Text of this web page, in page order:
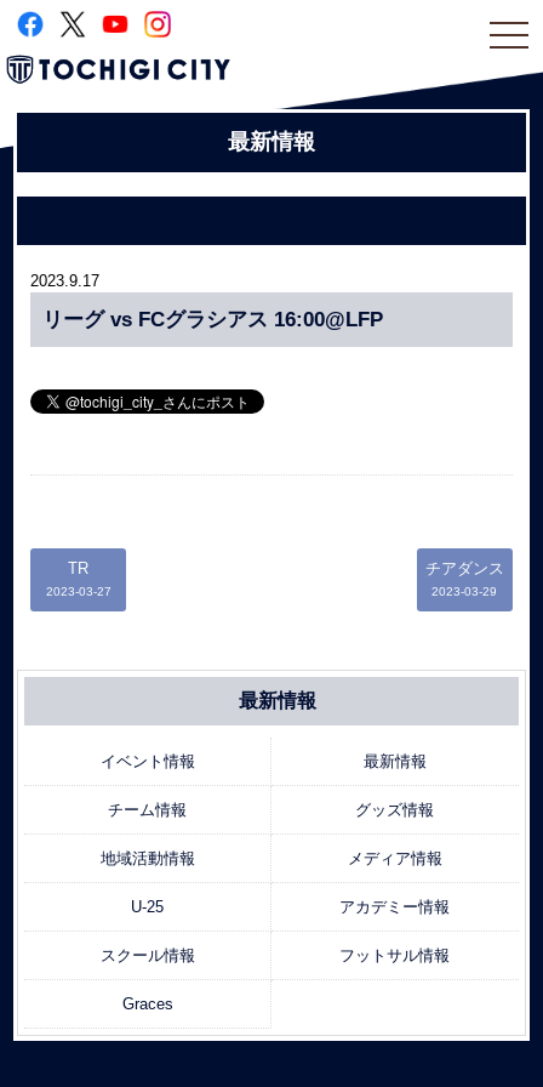
最新情報
2023.9.17
リーグ vs FCグラシアス 16:00@LFP
TR
2023-03-27
チアダンス
2023-03-29
最新情報
イベント情報 最新情報
チーム情報 グッズ情報
地域活動情報 メディア情報
U-25 アカデミー情報
スクール情報 フットサル情報
Graces